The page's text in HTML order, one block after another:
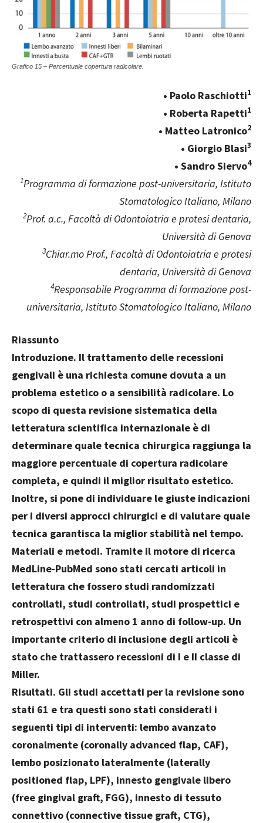
Grafico 15 – Percentuale copertura radicolare.
• Paolo Raschiotti1
• Roberta Rapetti1
• Matteo Latronico2
• Giorgio Blasi3
• Sandro Siervo4
1Programma di formazione post-universitaria, Istituto
Stomatologico Italiano, Milano
2Prof. a.c., Facoltà di Odontoiatria e protesi dentaria,
Università di Genova
3Chiar.mo Prof., Facoltà di Odontoiatria e protesi
dentaria, Università di Genova
4Responsabile Programma di formazione post-
universitaria, Istituto Stomatologico Italiano, Milano
Riassunto
Introduzione. Il trattamento delle recessioni
gengivali è una richiesta comune dovuta a un
problema estetico o a sensibilità radicolare. Lo
scopo di questa revisione sistematica della
letteratura scientifica internazionale è di
determinare quale tecnica chirurgica raggiunga la
maggiore percentuale di copertura radicolare
completa, e quindi il miglior risultato estetico.
Inoltre, si pone di individuare le giuste indicazioni
per i diversi approcci chirurgici e di valutare quale
tecnica garantisca la miglior stabilità nel tempo.
Materiali e metodi. Tramite il motore di ricerca
MedLine-PubMed sono stati cercati articoli in
letteratura che fossero studi randomizzati
controllati, studi controllati, studi prospettici e
retrospettivi con almeno 1 anno di follow-up. Un
importante criterio di inclusione degli articoli è
stato che trattassero recessioni di I e II classe di
Miller.
Risultati. Gli studi accettati per la revisione sono
stati 61 e tra questi sono stati considerati i
seguenti tipi di interventi: lembo avanzato
coronalmente (coronally advanced flap, CAF),
lembo posizionato lateralmente (laterally
positioned flap, LPF), innesto gengivale libero
(free gingival graft, FGG), innesto di tessuto
connettivo (connective tissue graft, CTG),